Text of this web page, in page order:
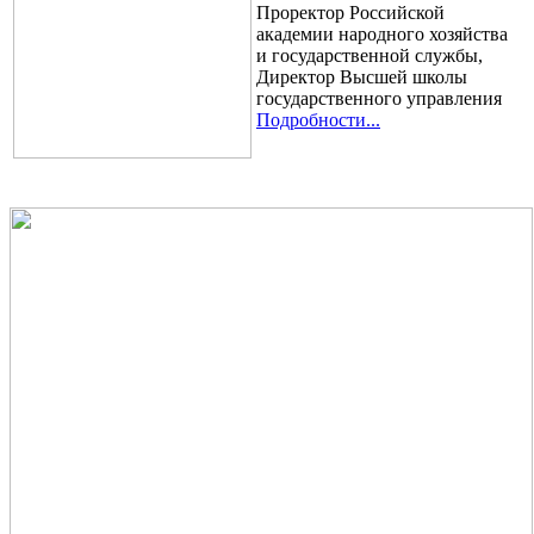
Проректор Российской
академии народного хозяйства
и государственной службы,
Директор Высшей школы
государственного управления
Подробности...